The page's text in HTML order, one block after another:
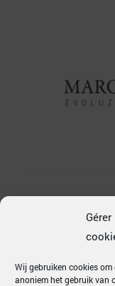
Wij gebruiken cookies
anoniem het gebruik van